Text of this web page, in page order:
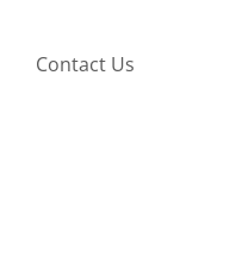
Contact Us